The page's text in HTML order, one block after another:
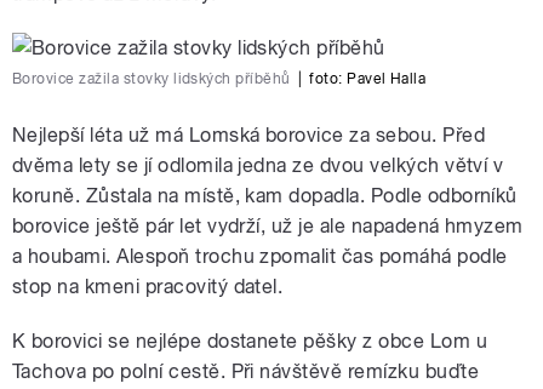
Borovice zažila stovky lidských příběhů foto: Pavel Halla
Nejlepší léta už má Lomská borovice za sebou. Před
dvěma lety se jí odlomila jedna ze dvou velkých větví v
koruně. Zůstala na místě, kam dopadla. Podle odborníků
borovice ještě pár let vydrží, už je ale napadená hmyzem
a houbami. Alespoň trochu zpomalit čas pomáhá podle
stop na kmeni pracovitý datel.
K borovici se nejlépe dostanete pěšky z obce Lom u
Tachova po polní cestě. Při návštěvě remízku buďte